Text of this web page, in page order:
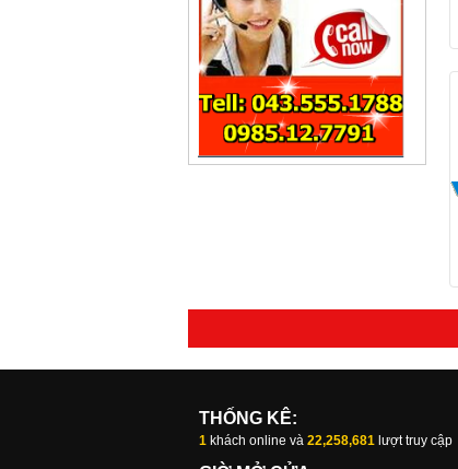
THỐNG KÊ:
1 khách online và 22,258,681 lượt truy cập